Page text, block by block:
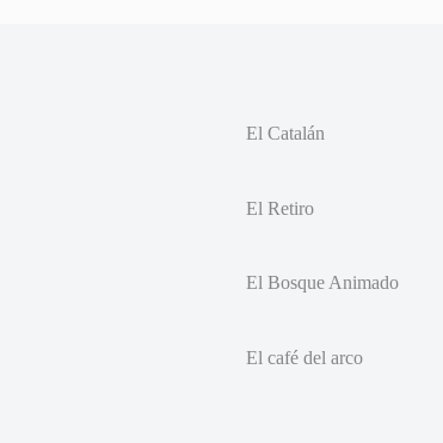
El Catalán
El Retiro
El Bosque Animado
El café del arco